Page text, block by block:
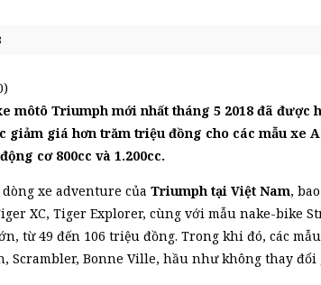
)
môtô Triumph mới nhất tháng 5 2018 đã được
giảm giá hơn trăm triệu đồng cho các mẫu xe
cơ 800cc và 1.200cc.
dòng xe adventure của Triumph tại Việt Nam,
XC, Tiger Explorer, cùng với mẫu nake-bike
từ 49 đến 106 triệu đồng. Trong khi đó, các
Scrambler, Bonne Ville, hầu như không thay đổi